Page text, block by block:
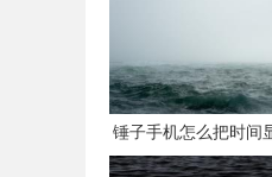
锤子手机怎么把时间
幕上